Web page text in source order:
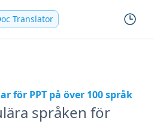
Translator
för PPT på över 100 språk
språken för